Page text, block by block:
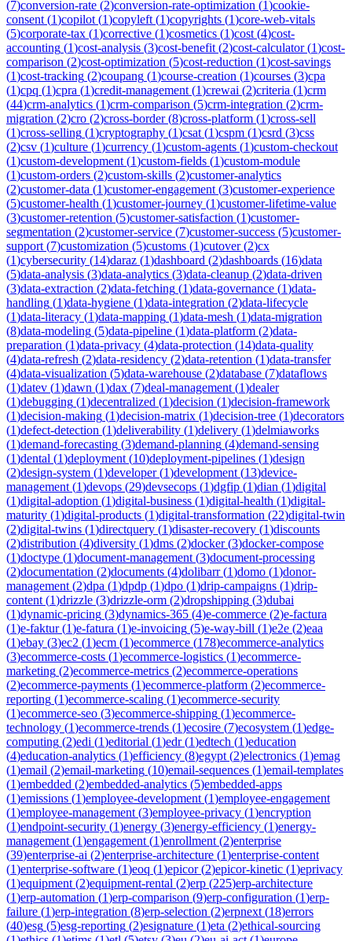
(7)conversion-rate (2)conversion-rate-optimization (1)cookie-
consent (1)copilot (1)copyleft (1)copyrights (1)core-web-vitals
(5)corporate-tax (1)corrective (1)cosmetics (1)cost (4)cost-
accounting (1)cost-analysis (3)cost-benefit (2)cost-calculator(1)cost-
comparison (2)cost-optimization (5)cost-reduction (1)cost-savings
(1)cost-tracking (2)coupang (1)course-creation (1)courses (3)cpa
(1)cpq (1)cpra (1)credit-management (1)crewai (2)criteria (1)crm
(44)crm-analytics (1)crm-comparison (5)crm-integration (2)crm-
migration (2)cro (2)cross-border(8)cross-platform (1)cross-sell
(1)cross-selling (1)cryptography (1)csat (1)cspm (1)csrd (3)css
(2)csv (1)culture (1)currency (1)custom-agents (1)custom-checkout
(1)custom-development (1)custom-fields (1)custom-module
(1)custom-orders (2)custom-skills (2)customer-analytics
(2)customer-data (1)customer-engagement (3)customer-experience
(5)customer-health (1)customer-journey (1)customer-lifetime-value
(3)customer-retention (5)customer-satisfaction (1)customer-
segmentation (2)customer-service (7)customer-success (5)customer-
support (7)customization (5)customs (1)cutover(2)cx
(1)cybersecurity (14)daraz (1)dashboard (2)dashboards (16)data
(5)data-analysis (3)data-analytics (3)data-cleanup (2)data-driven
(3)data-extraction (2)data-fetching (1)data-governance (1)data-
handling (1)data-hygiene (1)data-integration (2)data-lifecycle
(1)data-literacy (1)data-mapping (1)data-mesh (1)data-migration
(8)data-modeling (5)data-pipeline (1)data-platform (2)data-
preparation (1)data-privacy (4)data-protection (14)data-quality
(4)data-refresh (2)data-residency (2)data-retention (1)data-transfer
(4)data-visualization (5)data-warehouse (2)database (7)dataflows
(1)datev (1)dawn (1)dax (7)deal-management (1)dealer
(1)debugging (1)decentralized (1)decision (1)decision-framework
(1)decision-making (1)decision-matrix (1)decision-tree (1)decorators
(1)defect-detection (1)deliverability (1)delivery (1)delmiaworks
(1)demand-forecasting (3)demand-planning (4)demand-sensing
(1)dental (1)deployment (10)deployment-pipelines (1)design
(2)design-system (1)developer(1)development (13)device-
management (1)devops (29)devsecops (1)dgfip (1)dian (1)digital
(1)digital-adoption (1)digital-business (1)digital-health (1)digital-
maturity (1)digital-products (1)digital-transformation (22)digital-twin
(2)digital-twins (1)directquery (1)disaster-recovery (1)discounts
(2)distribution (4)diversity (1)dms (2)docker(3)docker-compose
(1)doctype (1)document-management (3)document-processing
(2)documentation (2)documents (4)dolibarr(1)domo (1)donor-
management (2)dpa (1)dpdp (1)dpo (1)drip-campaigns (1)drip-
content (1)drizzle (3)drizzle-orm (2)dropshipping (3)dubai
(1)dynamic-pricing (3)dynamics-365 (4)e-commerce (2)e-factura
(1)e-faktur(1)e-fatura (1)e-invoicing (5)e-way-bill (1)e2e (2)eaa
(1)ebay (3)ec2 (1)ecm (1)ecommerce (178)ecommerce-analytics
(3)ecommerce-costs (1)ecommerce-logistics (1)ecommerce-
marketing (2)ecommerce-metrics (2)ecommerce-operations
(2)ecommerce-payments (1)ecommerce-platform (2)ecommerce-
reporting (1)ecommerce-scaling (1)ecommerce-security
(1)ecommerce-seo (3)ecommerce-shipping (1)ecommerce-
technology (1)ecommerce-trends (1)ecosire (7)ecosystem (1)edge-
computing (2)edi (1)editorial (1)edr(1)edtech (1)education
(4)education-analytics (1)efficiency (8)egypt (2)electronics (1)emag
(1)email (2)email-marketing (10)email-sequences (1)email-templates
(1)embedded (2)embedded-analytics (5)embedded-apps
(1)emissions (1)employee-development (1)employee-engagement
(1)employee-management (3)employee-privacy (1)encryption
(1)endpoint-security (1)energy (3)energy-efficiency (1)energy-
management (1)engagement (1)enrollment (2)enterprise
(39)enterprise-ai (2)enterprise-architecture (1)enterprise-content
(1)enterprise-software (1)eoq (1)epicor(2)epicor-kinetic (1)eprivacy
(1)equipment (2)equipment-rental (2)erp (225)erp-architecture
(1)erp-automation (1)erp-comparison (9)erp-configuration (1)erp-
failure (1)erp-integration (8)erp-selection (2)erpnext (18)errors
(40)esg (5)esg-reporting (2)esignature (1)eta (2)ethical-sourcing